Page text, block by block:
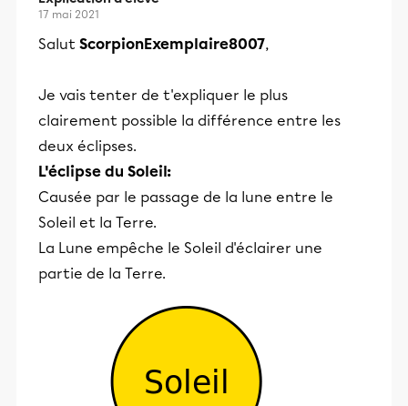
17 mai 2021
Salut ScorpionExemplaire8007,
Je vais tenter de t'expliquer le plus
clairement possible la différence entre les
deux éclipses.
L'éclipse du Soleil:
Causée par le passage de la lune entre le
Soleil et la Terre.
La Lune empêche le Soleil d'éclairer une
partie de la Terre.